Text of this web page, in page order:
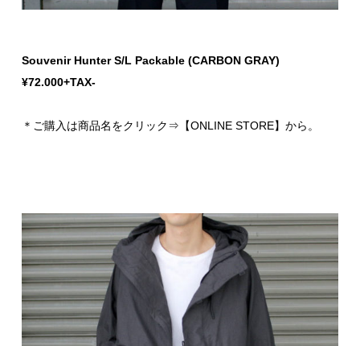
Souvenir Hunter S/L Packable (CARBON GRAY)
¥72.000+TAX-
＊ご購入は商品名をクリック⇒【ONLINE STORE】から。